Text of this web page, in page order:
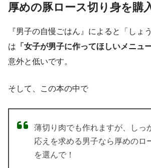
厚めの豚ロース切り身を購
『男子の自慢ごはん』によると「しょ
は 「女子が男子に作ってほしいメニュ
意外と低いです。
そして、この本の中で
薄切り肉でも作れますが、しっ
応えを求める男子なら厚めのロ
を選んで！